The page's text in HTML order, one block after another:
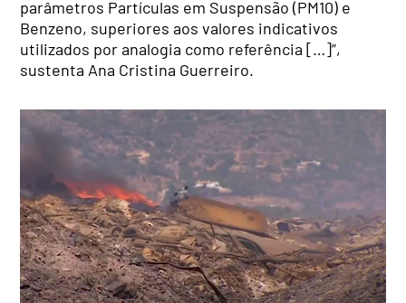
parâmetros Partículas em Suspensão (PM10) e
Benzeno, superiores aos valores indicativos
utilizados por analogia como referência […]”,
sustenta Ana Cristina Guerreiro.